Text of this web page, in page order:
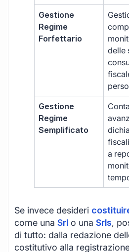
Gestione
Regime
Forfettario
delle
Gestione
Regime
Semplificato
a
Se invece desideri
come una Srl o una Srls,
di tutto: dalla redazione
costitutivo alla